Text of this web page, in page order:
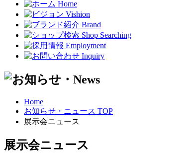
Home
お知らせ・ニュース TOP
展示会ニュース
展示会ニュース